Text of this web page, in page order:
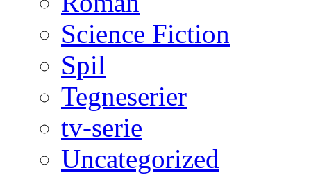
Science Fiction
Spil
Tegneserier
tv-serie
Uncategorized